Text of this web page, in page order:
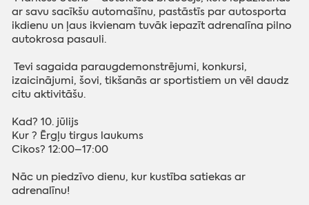
ar savu sacīkšu automašīnu, pastāstīs par autosporta
ikdienu un ļaus ikvienam tuvāk iepazīt adrenalīna pilno
autokrosa pasauli.
Tevi sagaida paraugdemonstrējumi, konkursi,
izaicinājumi, šovi, tikšanās ar sportistiem un vēl daudz
citu aktivitāšu.
Kad? 10. jūlijs
Kur ? Ērgļu tirgus laukums
Cikos? 12:00–17:00
Nāc un piedzīvo dienu, kur kustība satiekas ar
adrenalīnu!